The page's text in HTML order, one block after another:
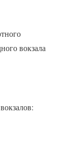
вокзала